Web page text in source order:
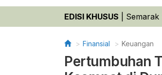
EDISI KHUSUS Semarak
Finansial Keuangan
Pertumbuhan